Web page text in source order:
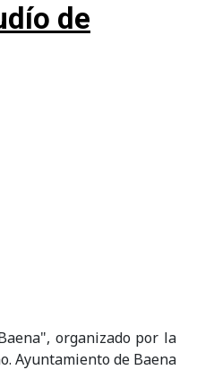
de
organizado por la
Ayuntamiento de Baena